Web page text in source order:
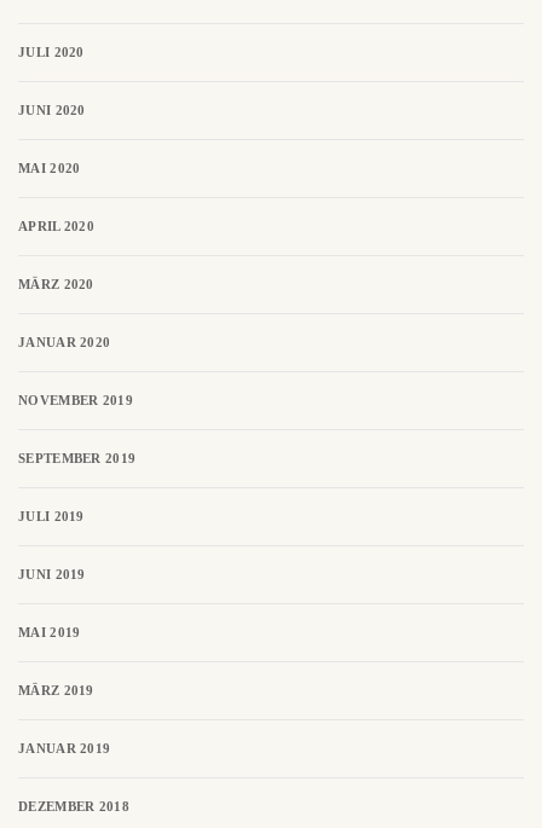
JULI 2020
JUNI 2020
MAI 2020
APRIL 2020
MÄRZ 2020
JANUAR 2020
NOVEMBER 2019
SEPTEMBER 2019
JULI 2019
JUNI 2019
MAI 2019
MÄRZ 2019
JANUAR 2019
DEZEMBER 2018